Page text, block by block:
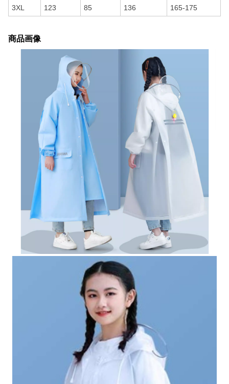
3XL 123 85 136 165-175
商品画像